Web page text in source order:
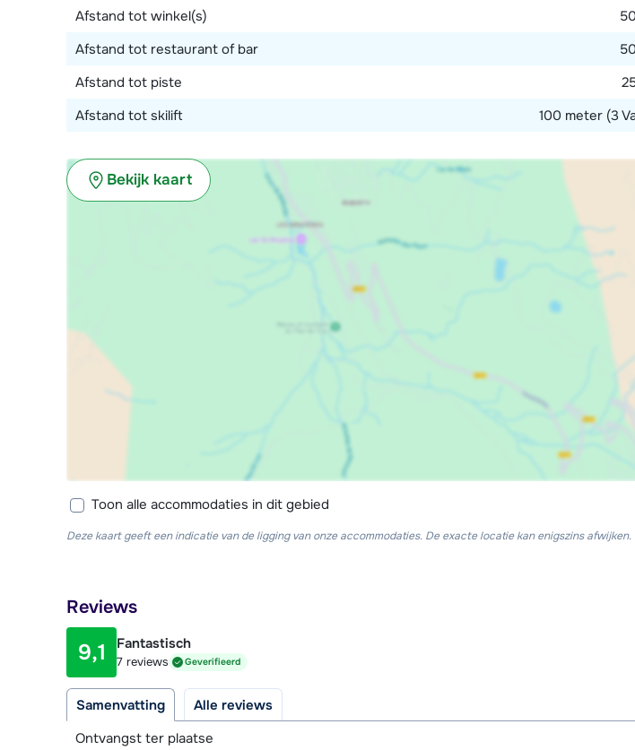
Afstand tot winkel(s)
Afstand tot restaurant of bar
Afstand tot piste
Afstand tot skilift
100 meter (3
Bekijk kaart
Toon alle accommodaties in dit gebied
Deze kaart geeft een indicatie van de ligging van onze accommodaties. De exacte locatie kan enigszins afwijken.
Reviews
9,1 Fantastisch
7 reviews Geverifieerd
Samenvatting
Alle reviews
Ontvangst ter plaatse